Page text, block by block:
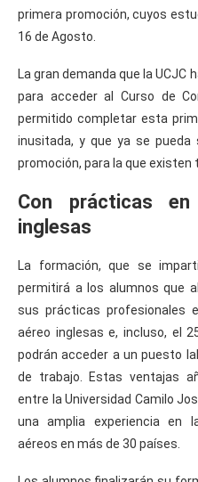
primera promoción, cuyos
16 de Agosto.
La gran demanda que la UCJC
para acceder al Curso de
permitido completar esta
inusitada, y que ya se pueda
promoción, para la que
Con prácticas
inglesas
La formación, que se
permitirá a los alumnos que
sus prácticas profesionales
aéreo inglesas e, incluso, el
podrán acceder a un puesto
de trabajo. Estas ventajas
entre la Universidad Camilo
una amplia experiencia en
aéreos en más de 30 países.